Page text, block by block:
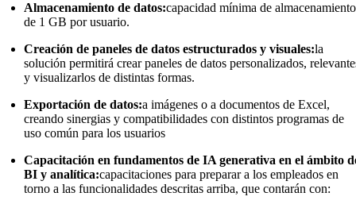
Almacenamiento de datos:capacidad mínima de almacenamiento
de 1 GB por usuario.
Creación de paneles de datos estructurados y visuales:la
solución permitirá crear paneles de datos personalizados,
y visualizarlos de distintas formas.
Exportación de datos:a imágenes o a documentos de Excel,
creando sinergias y compatibilidades con distintos programas de
uso común para los usuarios
Capacitación en fundamentos de IA generativa en el ámbito
BI y analítica:capacitaciones para preparar a los empleados en
torno a las funcionalidades descritas arriba, que contarán con: